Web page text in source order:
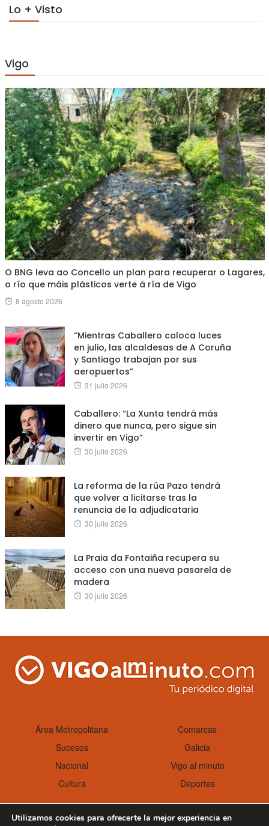
Lo + Visto
Vigo
O BNG leva ao Concello un plan para recuperar o Lagares,
o río que máis plásticos verte á ría de Vigo
Posted
8 agosto 2026
“Mientras Caballero coloca luces
en julio, las alcaldesas de A Coruña
y Santiago trabajan por sus
aeropuertos”
Posted
31 julio 2026
Caballero: “La Xunta tendrá más
dinero que nunca, pero sigue sin
invertir en Vigo”
Posted
30 julio 2026
La reforma de la rúa Pazo tendrá
que volver a licitarse tras la
renuncia de la adjudicataria
Posted
30 julio 2026
La Praia da Fontaiña recupera su
acceso con una nueva pasarela de
madera
Posted
30 julio 2026
Área Metropolitana
Comarcas
Sucesos
Galicia
Nacional
Vigo al minuto
Cultura
Deportes
Utilizamos cookies para ofrecerte la mejor experiencia en